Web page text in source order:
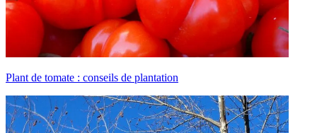
Plant de tomate : conseils de plantation